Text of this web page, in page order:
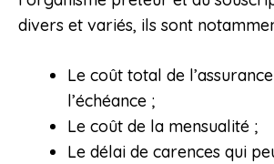
divers et variés, ils sont
Le coût total de
l’échéance ;
Le coût de la mensualité ;
Le délai de carences qui